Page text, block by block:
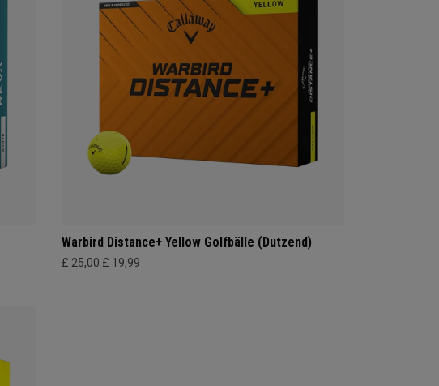
Warbird Distance+ Yellow Golfbälle (Dutzend)
£ 25,00 £ 19,99